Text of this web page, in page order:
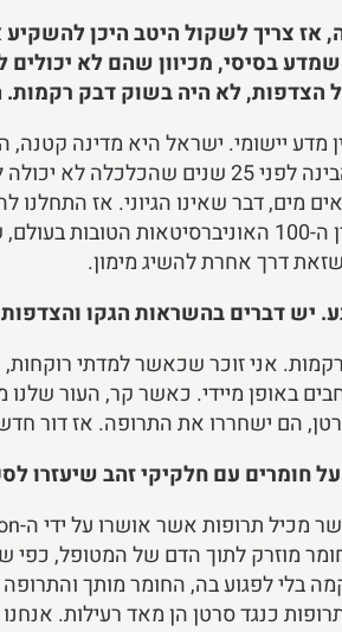
אז צריך לשקול היטב היכן
בסיסי, מכיוון שהם לא יכולים
הצדפות, לא היה בשוק דבק
מדע יישומי. ישראל היא מדינה קטנה,
דומות. הממשלה בישראל הבינה
מים, דבר שאינו הגיוני. אז התחלנו
חמש אוניברסיטאות שהן בין ה-100
שזאת דרך אחרת להשיג מימון.
יש דברים בהשראות הגקו
אני זוכר שכאשר למדתי רוקחות,
הם ישחררו את התרופה. אז דור
עם חלקיקי זהב שיעזרו
מוזרק לתוך הדם של המטופל, כפי
בלי לפגוע בה, החומר מותך
כנגד סרטן הן מאד רעילות.